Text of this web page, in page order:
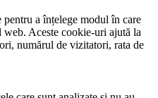
a înțelege modul în care
Aceste cookie-uri ajută la
numărul de vizitatori, rata de